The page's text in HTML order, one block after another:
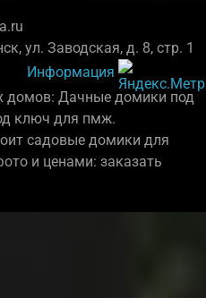
ул. Заводская, д. 8, стр. 1
Информация
домов: Дачные домики под
ключ для пмж.
садовые домики для
и ценами: заказать